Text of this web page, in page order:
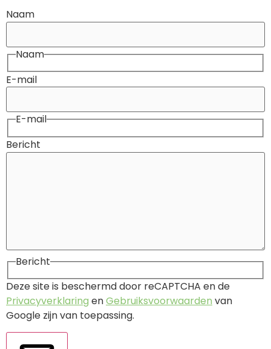
Naam
Naam
E-mail
E-mail
Bericht
Bericht
Deze site is beschermd door reCAPTCHA en de
Privacyverklaring enGebruiksvoorwaarden van
Google zijn van toepassing.